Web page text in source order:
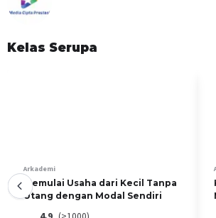
Memberikan pengetahuan
YANG AKAN SISWA PELAJARI
Pengusaha Muda
Umum
Mahasiswa
Kelas Serupa
Arkademi
Memulai Usaha dari Kecil Tanpa
Utang dengan Modal Sendiri